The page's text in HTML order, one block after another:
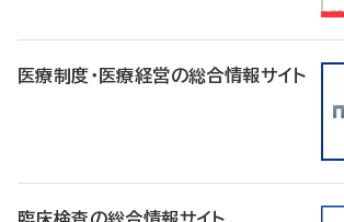
医療制度・医療経営の総合情報サイト